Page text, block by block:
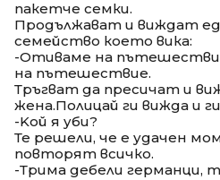
пакетче семки.
Продължават и виждат
семейство което вика:
-Отиваме на
на пътешествие.
Тръгват да пресичат и
жена.Полицай ги вижда и
-Koй я уби?
Те решели, че е удачен
повторят всичко.
-Трима дебели германци,